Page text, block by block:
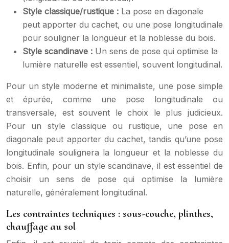
Style classique/rustique : La pose en diagonale
peut apporter du cachet, ou une pose longitudinale
pour souligner la longueur et la noblesse du bois.
Style scandinave : Un sens de pose qui optimise la
lumière naturelle est essentiel, souvent longitudinal.
Pour un style moderne et minimaliste, une pose simple
et épurée, comme une pose longitudinale ou
transversale, est souvent le choix le plus judicieux.
Pour un style classique ou rustique, une pose en
diagonale peut apporter du cachet, tandis qu’une pose
longitudinale soulignera la longueur et la noblesse du
bois. Enfin, pour un style scandinave, il est essentiel de
choisir un sens de pose qui optimise la lumière
naturelle, généralement longitudinal.
Les contraintes techniques : sous-couche, plinthes,
chauffage au sol